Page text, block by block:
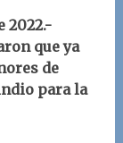
2022.-
que ya
de
para la